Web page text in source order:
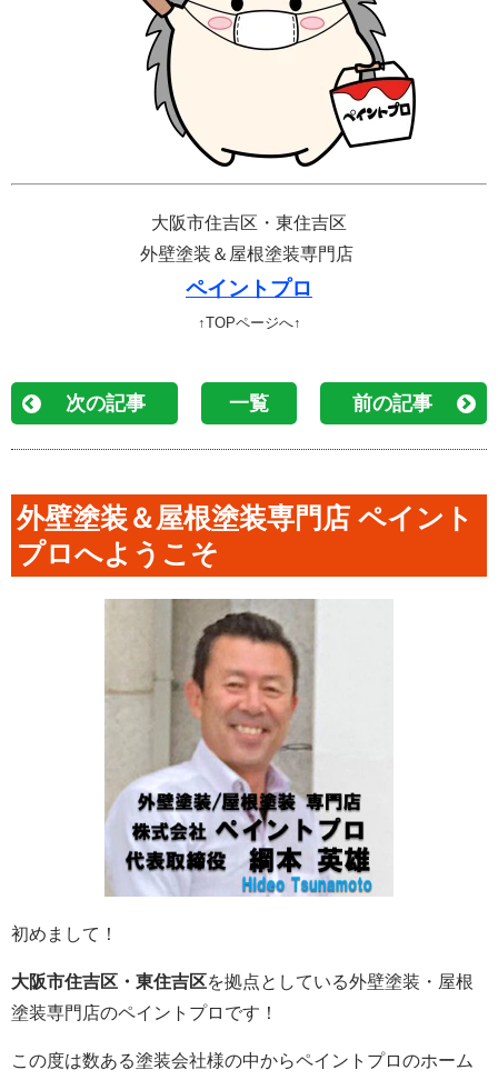
大阪市住吉区・東住吉区
外壁塗装＆屋根塗装専門店
ペイントプロ
↑TOPページへ↑
次の記事 一覧 前の記事
外壁塗装＆屋根塗装専門店 ペイント
プロへようこそ
初めまして！
大阪市住吉区・東住吉区を拠点としている外壁塗装・屋根
塗装専門店のペイントプロです！
この度は数ある塗装会社様の中からペイントプロのホーム